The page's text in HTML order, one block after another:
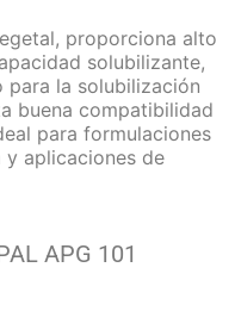
proporciona alto
solubilizante,
para la solubilización
buena compatibilidad
para formulaciones
aplicaciones de
APG 101